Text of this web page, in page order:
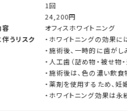
・ホワイトニングの効果には個人差があります。歯の質や着色の種類によっては、希望する白さにならない場合もあります。
期間
費用
治療内容
オフ
治療に伴うリスク
・施術後、一
・人工
・施術後
・薬剤を使
・ホワイ